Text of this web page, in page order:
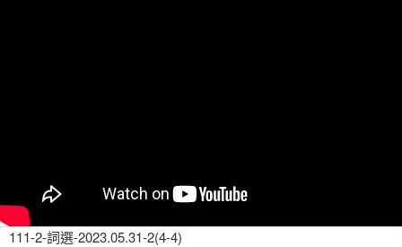
111-2-詞選-2023.05.31-2(4-4)